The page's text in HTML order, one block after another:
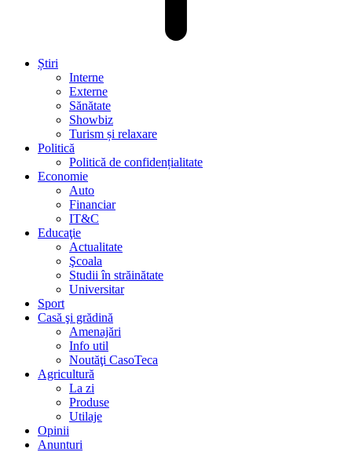
Știri
Interne
Externe
Sănătate
Showbiz
Turism și relaxare
Politică
Politică de confidențialitate
Economie
Auto
Financiar
IT&C
Educaţie
Actualitate
Şcoala
Studii în străinătate
Universitar
Sport
Casă şi grădină
Amenajări
Info util
Noutăţi CasoTeca
Agricultură
La zi
Produse
Utilaje
Opinii
Anunturi